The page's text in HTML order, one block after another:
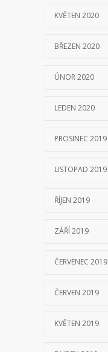
KVĚTEN 2020
BŘEZEN 2020
ÚNOR 2020
LEDEN 2020
PROSINEC 2019
LISTOPAD 2019
ŘÍJEN 2019
ZÁŘÍ 2019
ČERVENEC 2019
ČERVEN 2019
KVĚTEN 2019